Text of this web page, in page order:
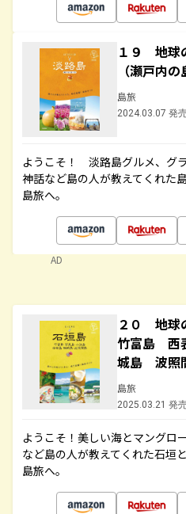
１９ 地球
（瀬戸内
島旅
2024.03.07 発
ようこそ！ 淡路島グルメ、グ
神話など島の人が教えてくれた
島旅へ。
AD
２０ 地
竹富島
城島 波照
島旅
2025.03.21 発
ようこそ！美しい海とマングロ
など島の人が教えてくれた石垣
島旅へ。